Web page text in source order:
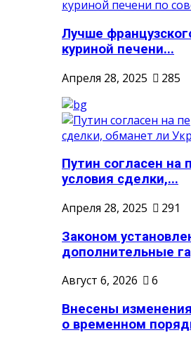
Лучше
куриной печени...
Апреля 28, 2025
285
Путин согласен на
условия сделки,...
Апреля 28, 2025
291
Законом
дополнительные
Август 6, 2026
6
Внесены
о временном